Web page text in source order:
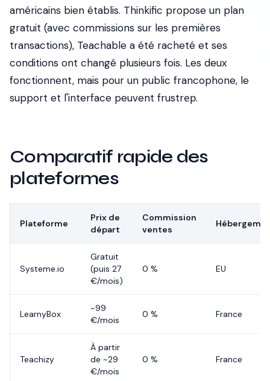
américains bien établis. Thinkific propose un plan
gratuit (avec commissions sur les premières
transactions), Teachable a été racheté et ses
conditions ont changé plusieurs fois. Les deux
fonctionnent, mais pour un public francophone, le
support et l'interface peuvent frustrер.
Comparatif rapide des
plateformes
Plateforme
Prix de
départ
Commission
ventes
Systeme.io
Gratuit
(puis 27
€/mois)
0 % EU
LearnyBox
~99
€/mois
0 % France
Teachizy
À partir
de ~29
€/mois
0 % France